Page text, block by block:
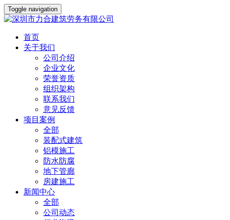
Toggle navigation
首页
关于我们
公司介绍
企业文化
荣誉资质
组织架构
联系我们
意见反馈
项目案例
全部
装配式建筑
铝模施工
防水防腐
地下管廊
房建施工
新闻中心
全部
公司动态